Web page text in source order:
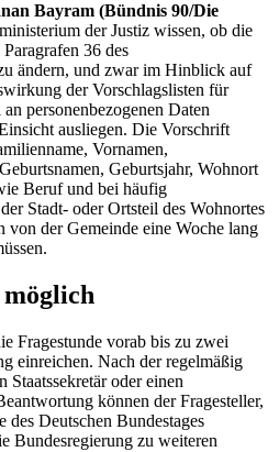
Bayram (Bündnis 90/Die
der Justiz wissen, ob die
36 des
ändern, und zwar im Hinblick auf
der Vorschlagslisten für
personenbezogenen Daten
ausliegen. Die Vorschrift
Vornamen,
Geburtsjahr, Wohnort
Beruf und bei häufig
Stadt- oder Ortsteil des Wohnortes
von der Gemeinde eine Woche lang
Fragestunde vorab bis zu zwei
einreichen. Nach der regelmäßig
Staatssekretär oder einen
können der Fragesteller,
des Deutschen Bundestages
Bundesregierung zu weiteren